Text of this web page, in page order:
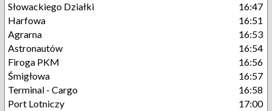
Słowackiego Działki
16:47
Harfowa
16:51
Agrarna
16:53
Astronautów
16:54
Firoga PKM
16:56
Śmigłowa
16:57
Terminal - Cargo
16:58
Port Lotniczy
17:00